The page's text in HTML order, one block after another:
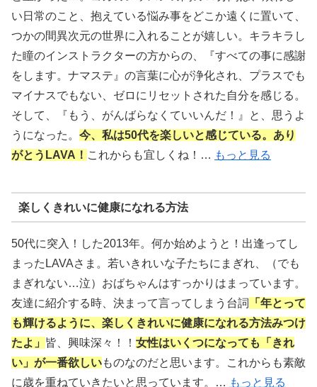
い日常のこと、抱えている悩み事をどこか遠くに置いて、
つかの間異次元の世界に入れることが嬉しい。キラキラし
た瞳のインストラクターの方からの、『すべての事に感謝
をします。ナマステ』の言葉に心が浄化され、プラスでも
マイナスでもない、ゼロにリセットされた自分を感じる。
そして、『もう、がんばらなくていいんだ！』と、思うよ
うになった。 今、私は50代を楽しいと感じている。あり
がとうLAVA！ これからも宜しくね！… もっと見る
楽しくきれいに健康になれる方法
50代に突入！した2013年。何か始めようと！出逢ってし
まったLAVAさま。若いきれいな子たちにまぎれ、（でも
まぎれない…泣）おばちゃんはすっかりはまっています。
友達に紹介する時、決まって言ってしまう台詞
「年とって
も輝けるように、楽しくきれいに健康になれる方法みつけ
たよ」 皆、興味深々！！ 女性はいくつになっても「きれ
い」が一番欲しいものなのだと思います。これからも素敵
に歳を重ねていきたいと思っています。… もっと見る